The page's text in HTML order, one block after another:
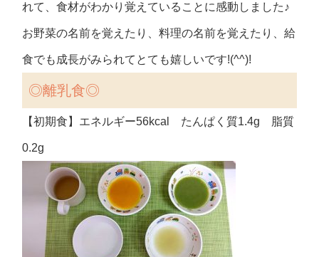
れて、食材がわかり覚えていることに感動しました♪
お野菜の名前を覚えたり、料理の名前を覚えたり、給
食でも成長がみられてとても嬉しいです!(^^)!
◎離乳食◎
【初期食】エネルギー56kcal たんぱく質1.4g 脂質
0.2g